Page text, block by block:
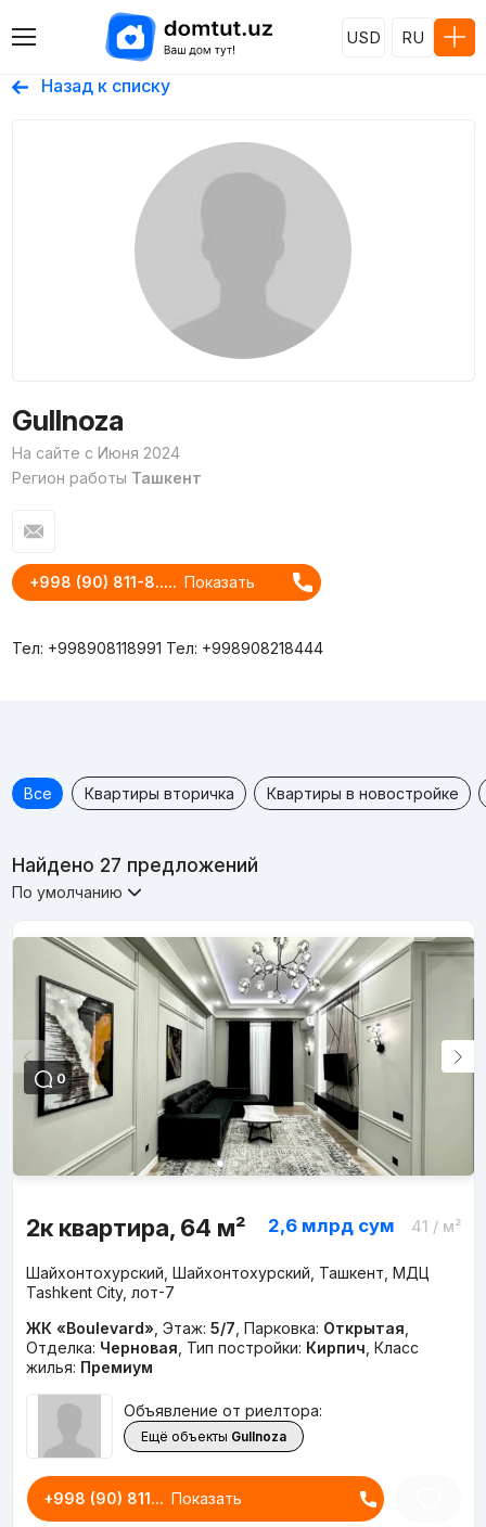
USD RU
Назад к списку
Gullnoza
На сайте с Июня 2024
Регион работы Ташкент
+998 (90) 811-8..... Показать
Тел: +998908118991 Тел: +998908218444
Все Квартиры вторичка Квартиры в новостройке
Найдено 27 предложений
По умолчанию
0
2к квартира, 64 м² 2,6 млрд сум 41 / м²
Шайхонтохурский, Шайхонтохурский, Ташкент, МДЦ
Tashkent City, лот-7
ЖК «Boulevard» Этаж: 5/7 Парковка: Открытая
Отделка: Черновая Тип постройки: Кирпич Класс
жилья: Премиум
Объявление от риелтора:
Ещё объекты Gullnoza
+998 (90) 811... Показать